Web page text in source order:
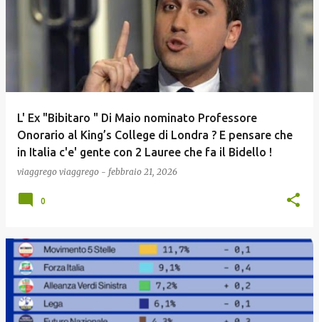
L' Ex "Bibitaro " Di Maio nominato Professore
Onorario al King’s College di Londra ? E pensare che
in Italia c'e' gente con 2 Lauree che fa il Bidello !
viaggrego viaggrego - febbraio 21, 2026
0